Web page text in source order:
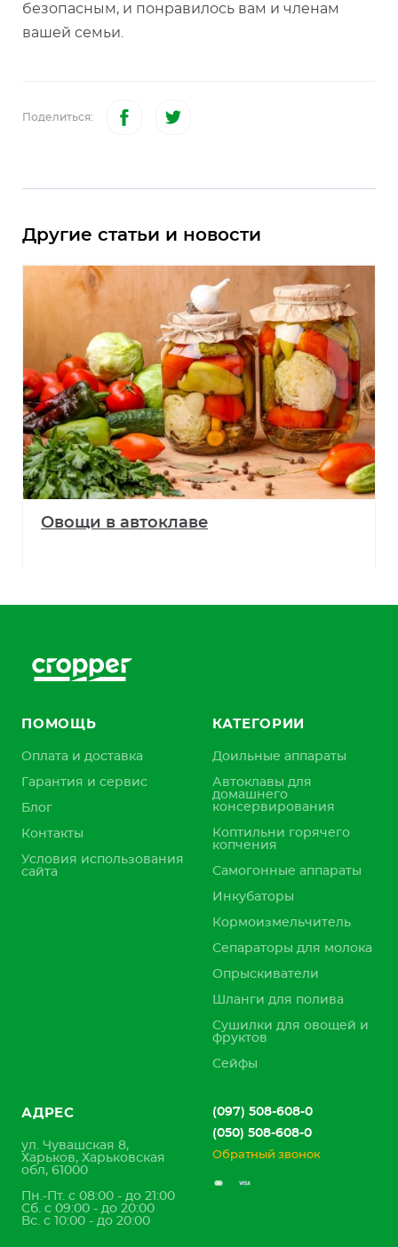
безопасным, и понравилось вам и членам
вашей семьи.
Поделиться:
Другие статьи и новости
Овощи в автоклаве
ПОМОЩЬ
Оплата и доставка
Гарантия и сервис
Блог
Контакты
Условия использования
сайта
КАТЕГОРИИ
Доильные аппараты
Автоклавы для
домашнего
консервирования
Коптильни горячего
копчения
Самогонные аппараты
Инкубаторы
Кормоизмельчитель
Сепараторы для молока
Опрыскиватели
Шланги для полива
Сушилки для овощей и
фруктов
Сейфы
АДРЕС
ул. Чувашская 8,
Харьков, Харьковская
обл, 61000
Пн.-Пт. с 08:00 - до 21:00
Сб. с 09:00 - до 20:00
Вс. с 10:00 - до 20:00
(097) 508-608-0
(050) 508-608-0
Обратный звонок